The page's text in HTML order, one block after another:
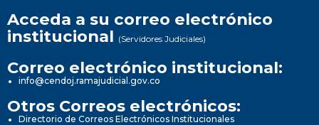
Acceda a su correo electrónico
institucional (Servidores Judiciales)
Correo electrónico institucional:
info@cendoj.ramajudicial.gov.co
Otros Correos electrónicos:
Directorio de Correos Electrónicos Institucionales